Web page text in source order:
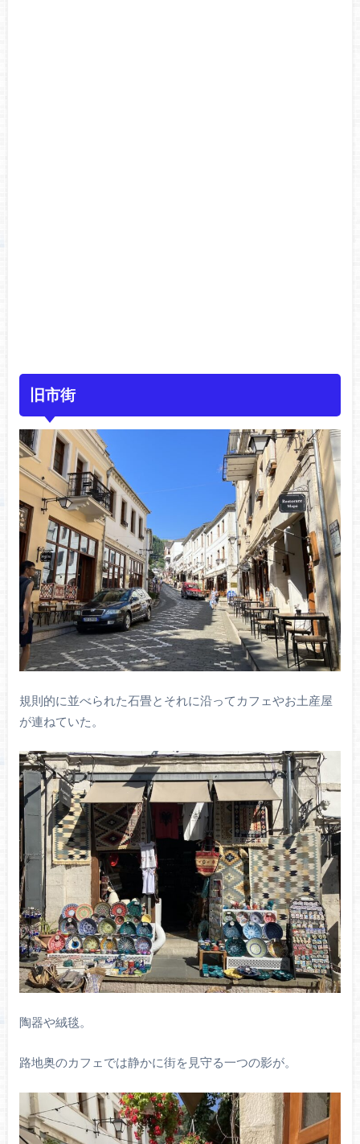
旧市街
規則的に並べられた石畳とそれに沿ってカフェやお土産屋
が連ねていた。
陶器や絨毯。
路地奥のカフェでは静かに街を見守る一つの影が。